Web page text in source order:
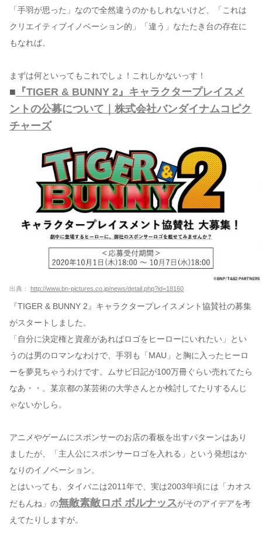
「手羽が思った」なので全然違うのかもしれないけど、「これは
クリエイティブイノベーション的」「違う」なたたき台の存在に
もなれば。
まずは何といってもこれでしょ！これしかないっす！
■ 『TIGER & BUNNY 2』キャラクタープレイスメ
ントの公募について｜株式会社バンダイナムコピク
チャーズ
出典： http://www.bn-pictures.co.jp/news/detail.php?id=18160
『TIGER & BUNNY 2』キャラクタープレイスメント協賛社の募集
がスタートしました。
「自分に決定権と資産があればロゴをヒーローにいれたい」とい
うのは男のロマンなわけで、手羽も「MAU」と胸に入ったヒーロ
ーを夢見ちゃうわけです。ムサビ日記が100万冊ぐらい売れてたら
なあ・・。某京都の某芸術の大学さんとか検討してたりするんじ
ゃないかしら。
アニメやゲームにスポンサーのお店の看板を出すパターンはあり
ましたが、「主人公にスポンサーロゴを入れる」という発想はか
なりのイノベーション。
とはいっても、タイバニは2011年で、実は2003年頃には「カオス
だもんね」の無敵素敵ロボ ボルナッスがそのアイデアを考
えてたりしますが。